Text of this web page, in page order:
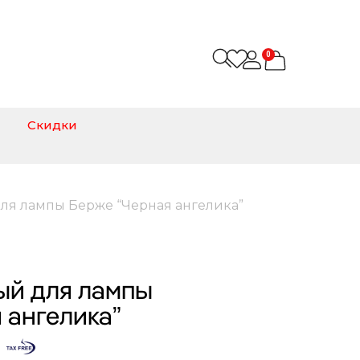
0
Скидки
лампы Берже “Черная ангелика”
для лампы